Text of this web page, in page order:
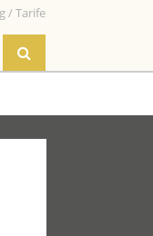
/ Tarife